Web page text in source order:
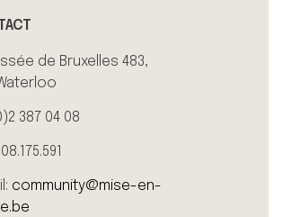
de Bruxelles 483,
387 04 08
community@mise-en-